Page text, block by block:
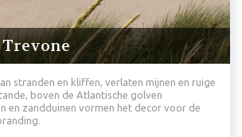
stranden en kliffen, verlaten mijnen en ruige
boven de Atlantische golven
en zandduinen vormen het decor voor de